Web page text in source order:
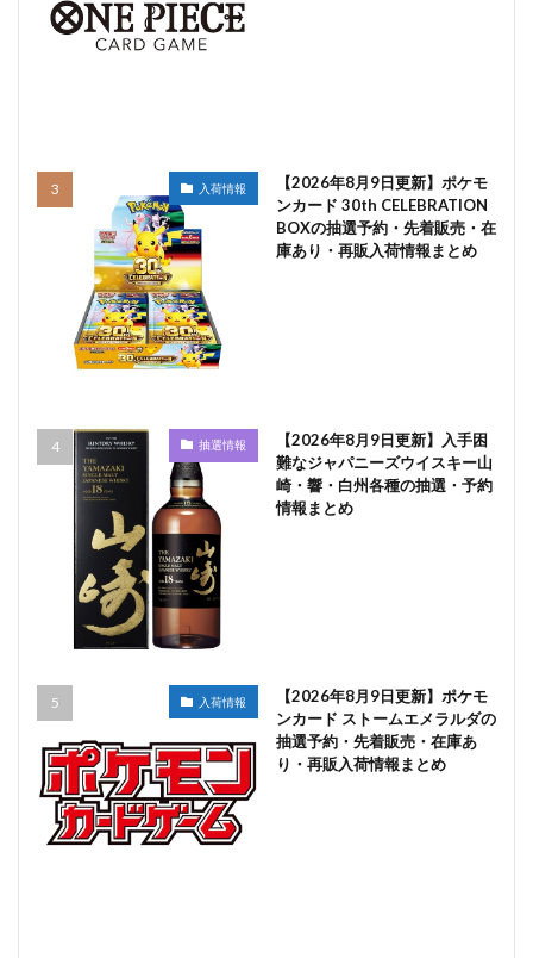
入荷情報
【2026年8月9日更新】ポケモ
ンカード 30th CELEBRATION
BOXの抽選予約・先着販売・在
庫あり・再販入荷情報まとめ
抽選情報
【2026年8月9日更新】入手困
難なジャパニーズウイスキー山
崎・響・白州各種の抽選・予約
情報まとめ
入荷情報
【2026年8月9日更新】ポケモ
ンカード ストームエメラルダの
抽選予約・先着販売・在庫あ
り・再販入荷情報まとめ